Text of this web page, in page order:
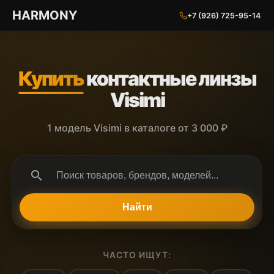
ГАРМОНИЯ ГЛАЗ
HARMONY +7 (926) 725-95-14
Купитьконтактные линзы
Visimi
1 модель Visimi в каталоге от 3 000 ₽
search
Найти
ЧАСТО ИЩУТ: